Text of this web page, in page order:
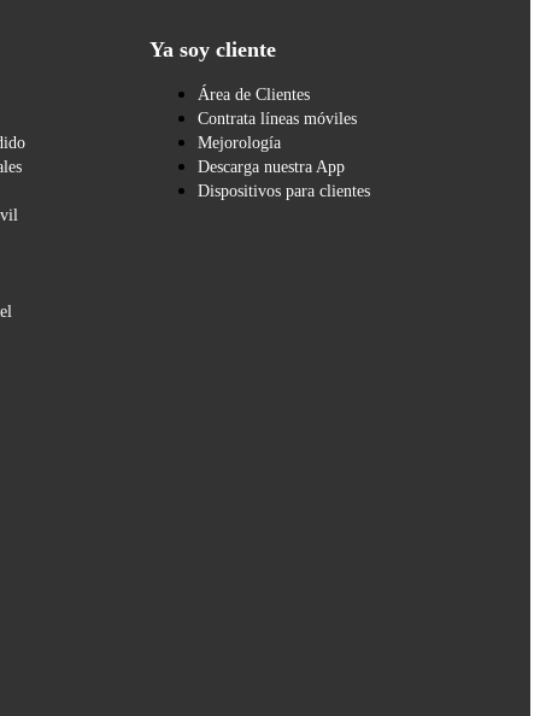
Ya soy cliente
Área de Clientes
Contrata líneas móviles
Mejorología
Descarga nuestra App
Dispositivos para clientes